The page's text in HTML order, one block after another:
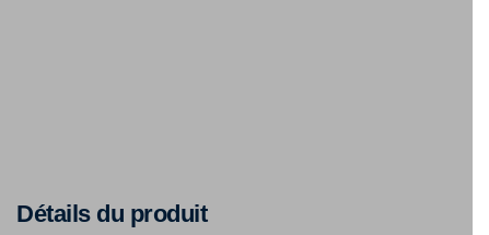
Détails du produit